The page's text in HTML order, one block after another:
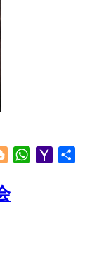
BloggerWhatsApp
Yahoo